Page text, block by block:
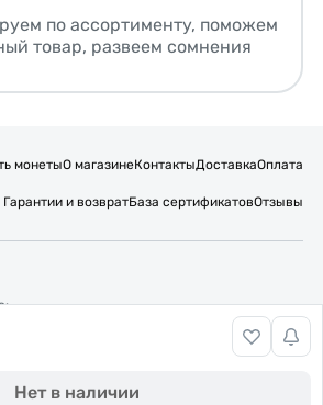
Нет в наличии
по ассортименту, поможем
товар, развеем сомнения
монетыО магазинеКонтактыДоставкаОплата
Гарантии и возвратБаза сертификатовОтзывы